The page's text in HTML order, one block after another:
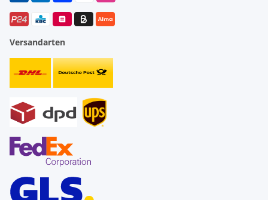
Versandarten